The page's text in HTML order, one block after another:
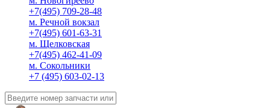
+7(495) 709-28-48
м. Речной вокзал
+7(495) 601-63-31
м. Щелковская
+7(495) 462-41-09
м. Сокольники
+7 (495) 603-02-13